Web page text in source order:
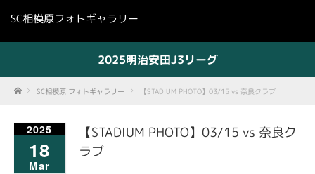
SC相模原フォトギャラリー
2025明治安田J3リーグ
Home SC相模原 フォトギャラリー 【STADIUM PHOTO】03/15 vs 奈良クラブ
2025
18
Mar
【STADIUM PHOTO】03/15 vs 奈良ク
ラブ